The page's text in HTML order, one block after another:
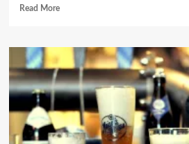
Read MoreRead
CRAFT
FESTIVAL
U
VALPOVU
–
ZANATSKA
PIVA